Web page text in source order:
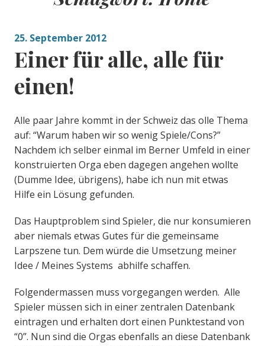
25. September 2012
Einer für alle, alle für
einen!
Alle paar Jahre kommt in der Schweiz das olle Thema
auf: “Warum haben wir so wenig Spiele/Cons?”
Nachdem ich selber einmal im Berner Umfeld in einer
konstruierten Orga eben dagegen angehen wollte
(Dumme Idee, übrigens), habe ich nun mit etwas
Hilfe ein Lösung gefunden.
Das Hauptproblem sind Spieler, die nur konsumieren
aber niemals etwas Gutes für die gemeinsame
Larpszene tun. Dem würde die Umsetzung meiner
Idee / Meines Systems abhilfe schaffen.
Folgendermassen muss vorgegangen werden. Alle
Spieler müssen sich in einer zentralen Datenbank
eintragen und erhalten dort einen Punktestand von
“0”. Nun sind die Orgas ebenfalls an diese Datenbank